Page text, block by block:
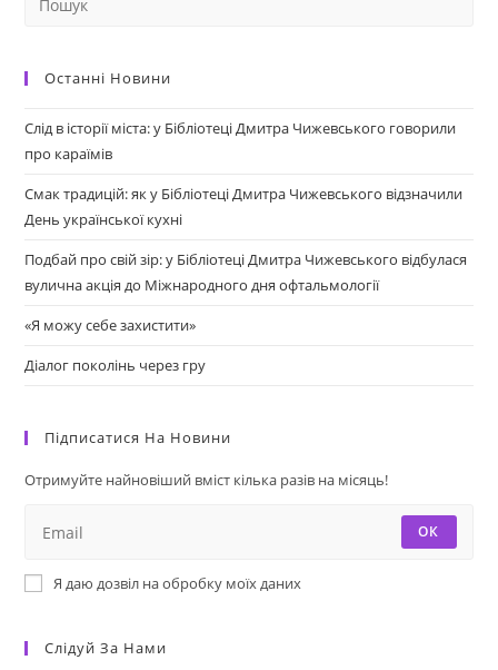
Останні Новини
Слід в історії міста: у Бібліотеці Дмитра Чижевського говорили
про караїмів
Смак традицій: як у Бібліотеці Дмитра Чижевського відзначили
День української кухні
Подбай про свій зір: у Бібліотеці Дмитра Чижевського відбулася
вулична акція до Міжнародного дня офтальмології
«Я можу себе захистити»
Діалог поколінь через гру
Підписатися На Новини
Отримуйте найновіший вміст кілька разів на місяць!
ОК
Я даю дозвіл на обробку моїх даних
Слідуй За Нами